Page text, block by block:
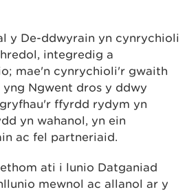
y De-ddwyrain yn cynrychioli
integredig a
mae'n cynrychioli'r gwaith
Ngwent dros y ddwy
ffyrdd rydym yn
yn wahanol, yn ein
ac fel partneriaid.
ati i lunio Datganiad
mewnol ac allanol ar y